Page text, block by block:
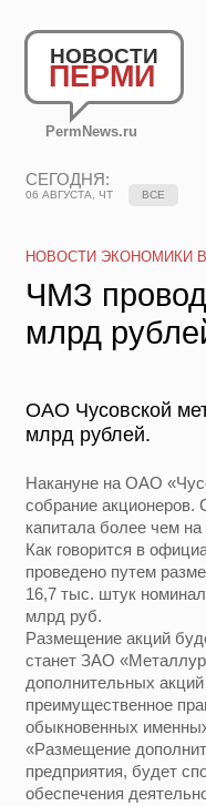
НОВОСТИ
ПЕРМИ
PermNews.ru
СЕГОДНЯ:
06 АВГУСТА, ЧТ ВСЕ
НОВОСТИ ЭКОНОМИКИ
ЧМЗ
млрд
ОАО Чусовской
млрд рублей.
Накануне на ОАО
собрание акционеров.
капитала более чем
Как говорится в
проведено путем
16,7 тыс. штук
млрд руб.
Размещение акций
станет ЗАО
дополнительных
преимущественное
обыкновенных
«Размещение
предприятия, будет
обеспечения